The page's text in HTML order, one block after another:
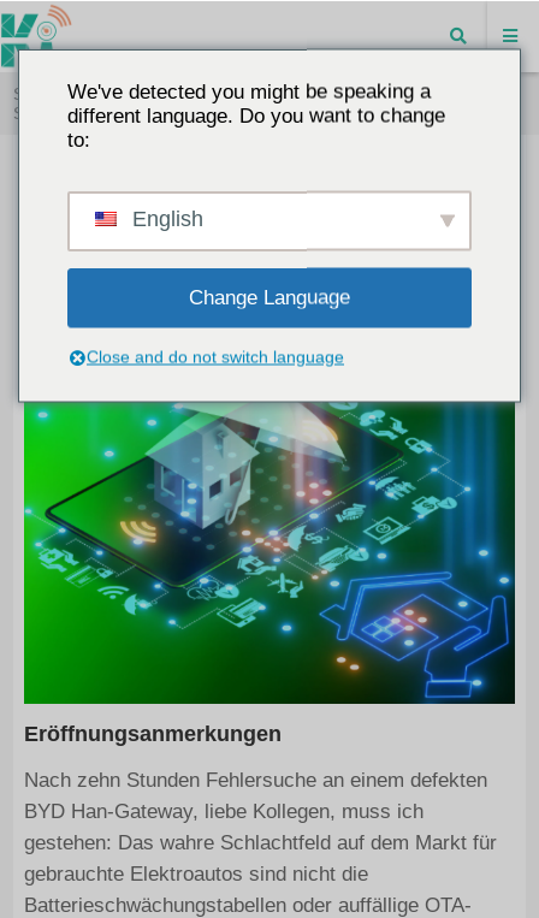
Startseite"Wie "Gateway Used Vehicles" die Wertsteigerung von
Secondhand-EVs neu definieren
Wie "Gateway Used Vehicles" die
Wertsteigerung von Secondhand-
EVs neu definieren
8749 0
Eröffnungsanmerkungen
Nach zehn Stunden Fehlersuche an einem defekten
BYD Han-Gateway, liebe Kollegen, muss ich
gestehen: Das wahre Schlachtfeld auf dem Markt für
gebrauchte Elektroautos sind nicht die
Batterieschwächungstabellen oder auffällige OTA-
We've detected you might be speaking a
different language. Do you want to change
to:
English
Change Language
Close and do not switch language